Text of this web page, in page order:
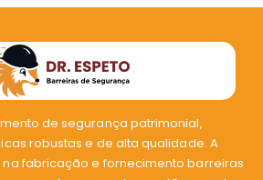
de segurança patrimonial,
robustas e de alta qualidade. A
fabricação e fornecimento barreiras